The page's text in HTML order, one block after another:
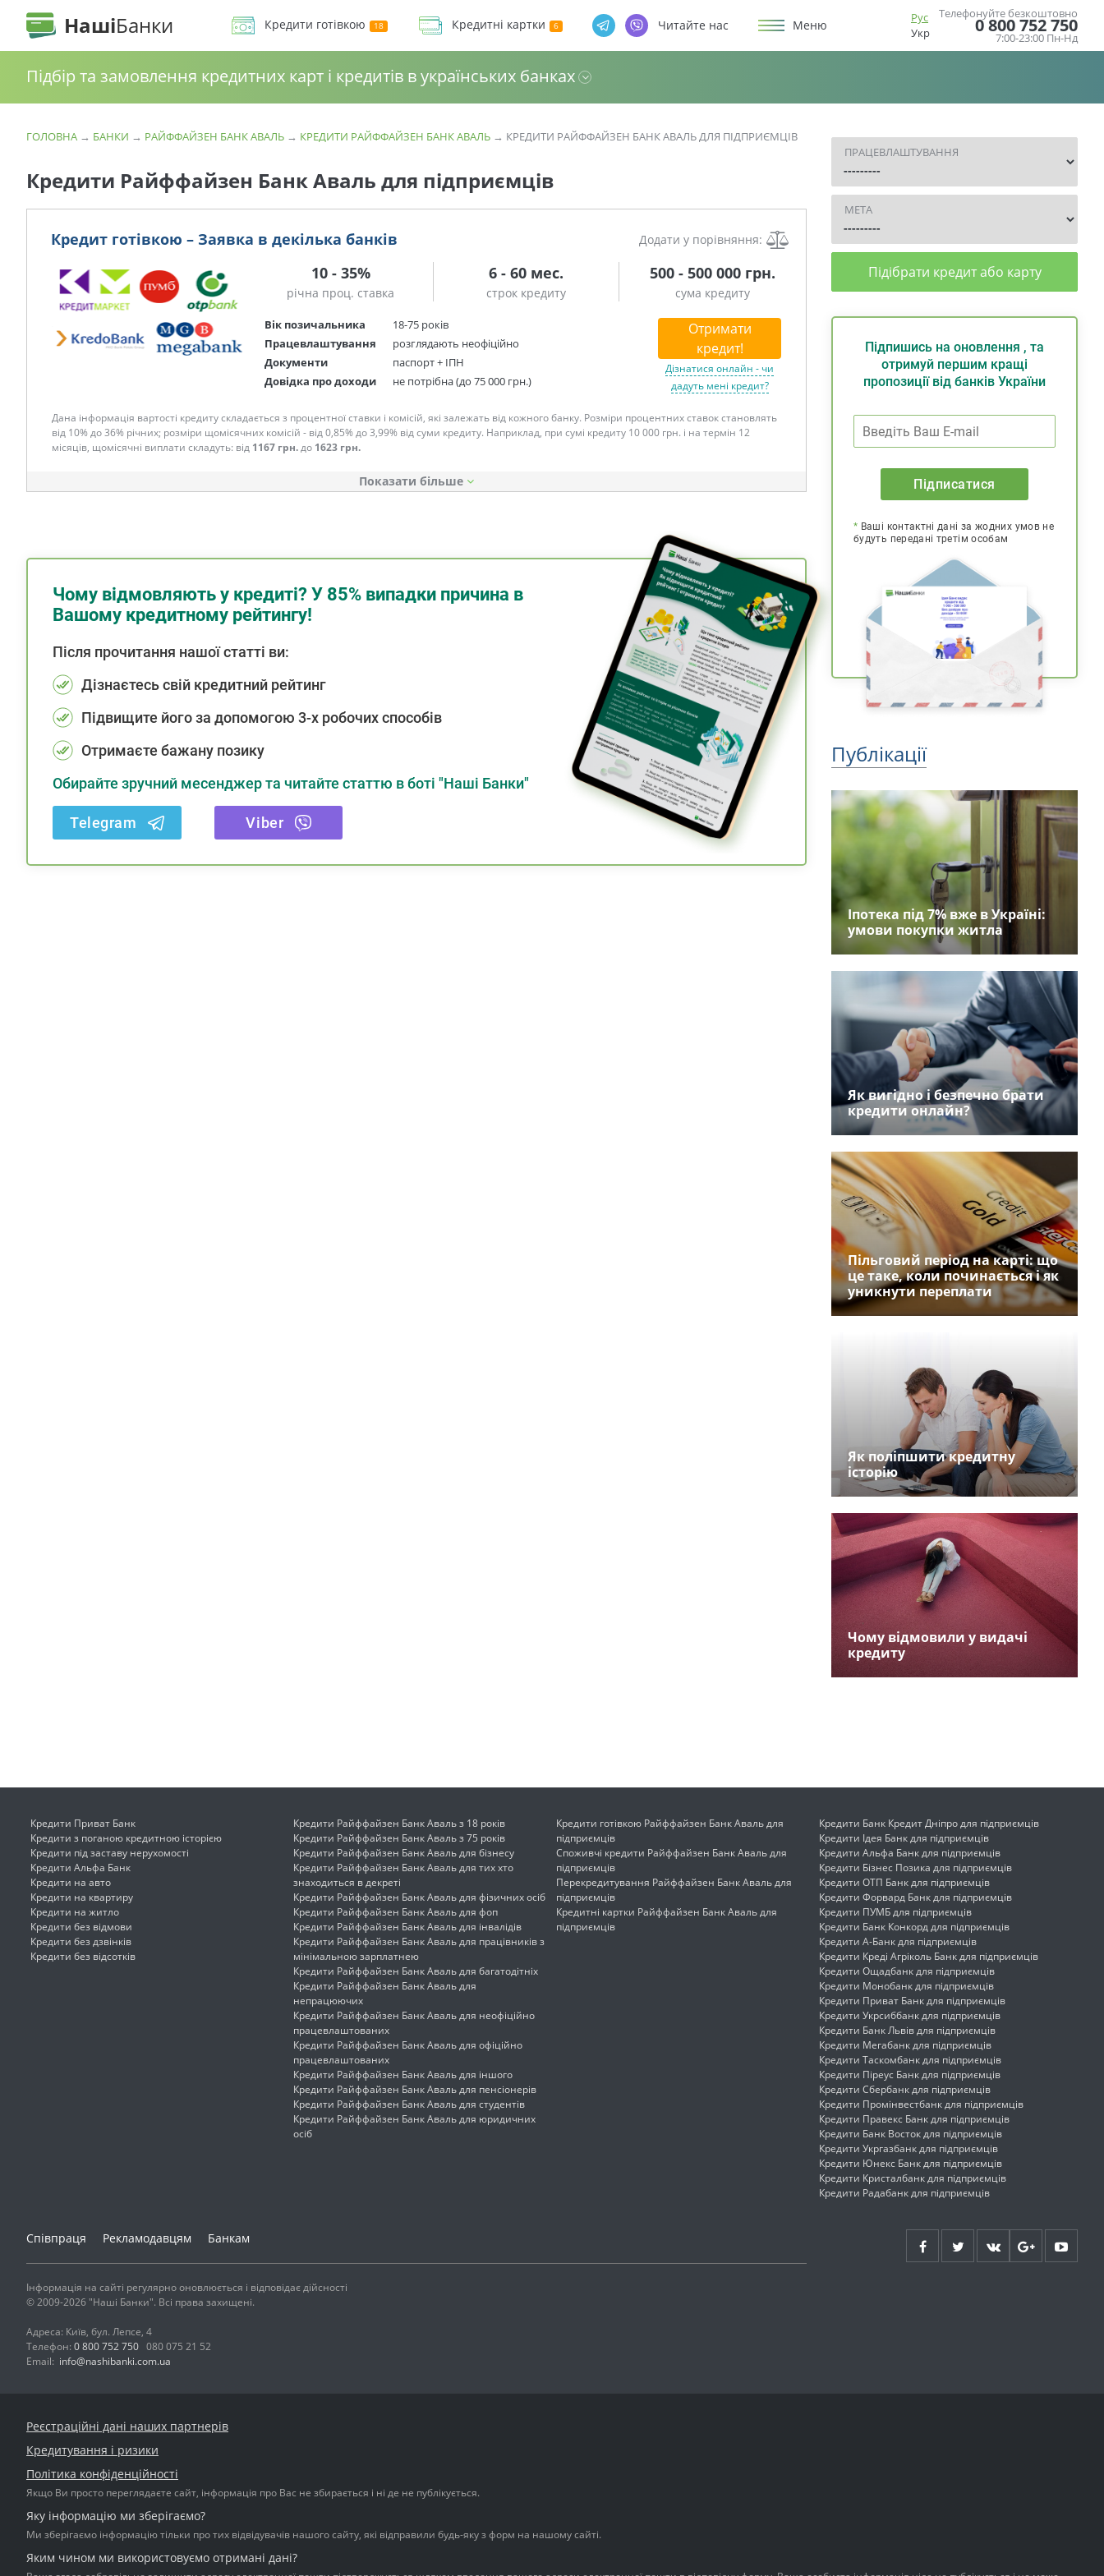
НашіБанки Кредити готівкою Кредитні картки Читайте нас Меню
Рус
Укр
Телефонуйте безкоштовно
0 800 752 750
7:00-23:00 Пн-Нд
Підбір та замовлення кредитних карт і кредитів в українських банках
ГОЛОВНА → БАНКИ → РАЙФФАЙЗЕН БАНК АВАЛЬ → КРЕДИТИ РАЙФФАЙЗЕН БАНК АВАЛЬ → КРЕДИТИ РАЙФФАЙЗЕН БАНК АВАЛЬ ДЛЯ ПІДПРИЄМЦІВ
Кредити Райффайзен Банк Аваль для підприємців
Кредит готівкою – Заявка в декілька банків Додати у порівняння:
10 - 35%
річна проц. ставка
6 - 60 мес.
строк кредиту
500 - 500 000 грн.
сума кредиту
Вік позичальника
18-75 років
Працевлаштування
розглядають неофіційно
Документи
паспорт + ІПН
Довідка про доходи
не потрібна (до 75 000 грн.)
Отримати
кредит!
Дізнатися онлайн - чи
дадуть мені кредит?
Дана інформація вартості кредиту складається з процентної ставки і комісій, які залежать від кожного банку. Розміри процентних ставок становлять
від 10% до 36% річних; розміри щомісячних комісій - від 0,85% до 3,99% від суми кредиту. Наприклад, при сумі кредиту 10 000 грн. і на термін 12
місяців, щомісячні виплати складуть: від 1167 грн.до 1623 грн.
Показати
Чому відмовляють у кредиті? У 85% випадки причина в
Вашому кредитному рейтингу!
Після прочитання нашої статті ви:
Дізнаєтесь свій кредитний рейтинг
Підвищите його за допомогою 3-х робочих способів
Отримаєте бажану позику
Обирайте зручний месенджер та читайте статтю в боті "Наші Банки"
Telegram Viber
ПРАЦЕВЛАШТУВАННЯ
МЕТА
Підібрати кредит або карту
Підпишись на оновлення , та
отримуй першим кращі
пропозиції від банків України
Підписатися
* Ваші контактні дані за жодних умов не
будуть передані третім особам
Публікації
Іпотека під 7% вже в Україні:
умови покупки житла
Як вигідно і безпечно брати
кредити онлайн?
Пільговий період на карті: що
це таке, коли починається і як
уникнути переплати
Як поліпшити кредитну
історію
Чому відмовили у видачі
кредиту
Кредити Приват Банк
Кредити з поганою кредитною історією
Кредити під заставу нерухомості
Кредити Альфа Банк
Кредити на авто
Кредити на квартиру
Кредити на житло
Кредити без відмови
Кредити без дзвінків
Кредити без відсотків
Кредити Райффайзен Банк Аваль з 18 років
Кредити Райффайзен Банк Аваль з 75 років
Кредити Райффайзен Банк Аваль для бізнесу
Кредити Райффайзен Банк Аваль для тих хто
знаходиться в декреті
Кредити Райффайзен Банк Аваль для фізичних осіб
Кредити Райффайзен Банк Аваль для фоп
Кредити Райффайзен Банк Аваль для інвалідів
Кредити Райффайзен Банк Аваль для працівників з
мінімальною зарплатнею
Кредити Райффайзен Банк Аваль для багатодітніх
Кредити Райффайзен Банк Аваль для
непрацюючих
Кредити Райффайзен Банк Аваль для неофіційно
працевлаштованих
Кредити Райффайзен Банк Аваль для офіційно
працевлаштованих
Кредити Райффайзен Банк Аваль для іншого
Кредити Райффайзен Банк Аваль для пенсіонерів
Кредити Райффайзен Банк Аваль для студентів
Кредити Райффайзен Банк Аваль для юридичних
осіб
Кредити готівкою Райффайзен Банк Аваль для
підприємців
Споживчі кредити Райффайзен Банк Аваль для
підприємців
Перекредитування Райффайзен Банк Аваль для
підприємців
Кредитні картки Райффайзен Банк Аваль для
підприємців
Кредити Банк Кредит Дніпро для підприємців
Кредити Ідея Банк для підприємців
Кредити Альфа Банк для підприємців
Кредити Бізнес Позика для підприємців
Кредити ОТП Банк для підприємців
Кредити Форвард Банк для підприємців
Кредити ПУМБ для підприємців
Кредити Банк Конкорд для підприємців
Кредити А-Банк для підприємців
Кредити Креді Агріколь Банк для підприємців
Кредити Ощадбанк для підприємців
Кредити Монобанк для підприємців
Кредити Приват Банк для підприємців
Кредити Укрсиббанк для підприємців
Кредити Банк Львів для підприємців
Кредити Мегабанк для підприємців
Кредити Таскомбанк для підприємців
Кредити Піреус Банк для підприємців
Кредити Сбербанк для підприємців
Кредити Промінвестбанк для підприємців
Кредити Правекс Банк для підприємців
Кредити Банк Восток для підприємців
Кредити Укргазбанк для підприємців
Кредити Юнекс Банк для підприємців
Кредити Кристалбанк для підприємців
Кредити Радабанк для підприємців
Співпраця Рекламодавцям Банкам
Інформація на сайті регулярно оновлюється і відповідає дійсності
© 2009-2026 "Наші Банки". Всі права захищені.
Адреса: Київ, бул. Лепсе, 4
Телефон: 0 800 752 750 080 075 21 52
Email: info@nashibanki.com.ua
Реєстраційні дані наших партнерів
Кредитування і ризики
Політика конфіденційності
Якщо Ви просто переглядаєте сайт, інформація про Вас не збирається і ні де не публікується.
Яку інформацію ми зберігаємо?
Ми зберігаємо інформацію тільки про тих відвідувачів нашого сайту, які відправили будь-яку з форм на нашому сайті.
Яким чином ми використовуємо отримані дані?